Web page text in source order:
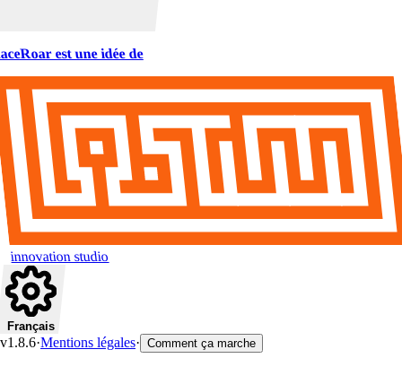
est une idée de
innovation studio
Français
v1.8.6·Mentions légales· Comment ça marche